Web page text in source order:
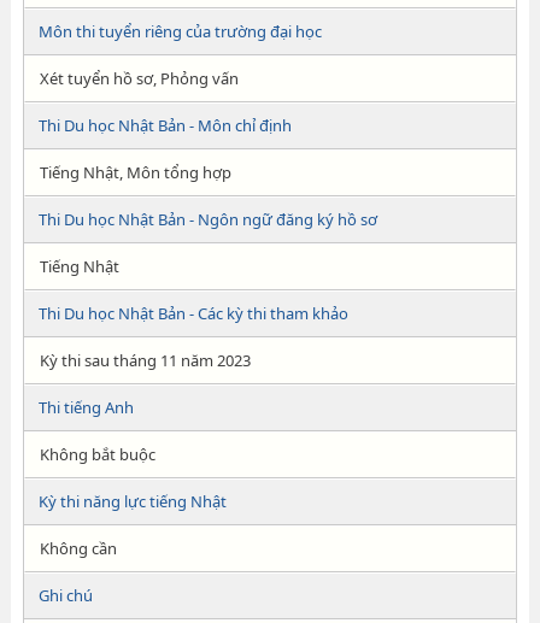
Môn thi tuyển riêng của trường đại học
Xét tuyển hồ sơ, Phỏng vấn
Thi Du học Nhật Bản - Môn chỉ định
Tiếng Nhật, Môn tổng hợp
Thi Du học Nhật Bản - Ngôn ngữ đăng ký hồ sơ
Tiếng Nhật
Thi Du học Nhật Bản - Các kỳ thi tham khảo
Kỳ thi sau tháng 11 năm 2023
Thi tiếng Anh
Không bắt buộc
Kỳ thi năng lực tiếng Nhật
Không cần
Ghi chú